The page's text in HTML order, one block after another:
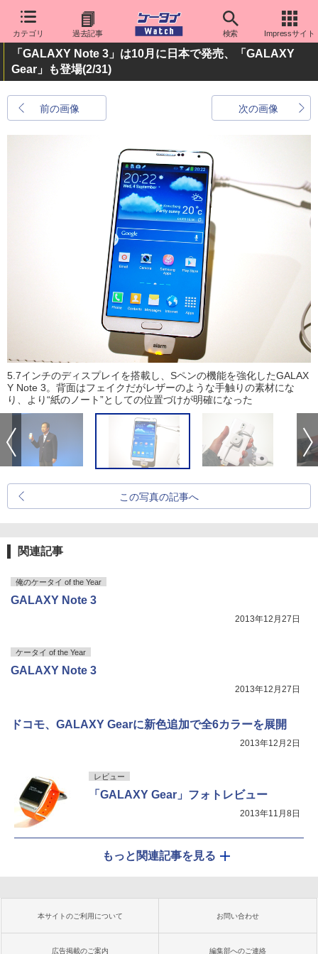
カテゴリ 過去記事 検索 Impressサイト
「GALAXY Note 3」は10月に日本で発売、「GALAXY
Gear」も登場(2/31)
前の画像 次の画像
5.7インチのディスプレイを搭載し、Sペンの機能を強化したGALAX
Y Note 3。背面はフェイクだがレザーのような手触りの素材にな
り、より“紙のノート”としての位置づけが明確になった
この写真の記事へ
関連記事
俺のケータイ of the Year
GALAXY Note 3
2013年12月27日
ケータイ of the Year
GALAXY Note 3
2013年12月27日
ドコモ、GALAXY Gearに新色追加で全6カラーを展開
2013年12月2日
レビュー
「GALAXY Gear」フォトレビュー
2013年11月8日
もっと関連記事を見る
本サイトのご利用について お問い合わせ
広告掲載のご案内 編集部へのご連絡